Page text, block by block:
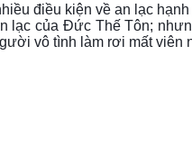
điều kiện về an lạc
lạc của Đức Thế Tôn;
vô tình làm rơi mất viên